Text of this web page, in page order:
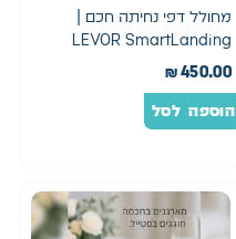
מחולל דפי נחיתה חכם |
LEVOR SmartLanding
₪450.00
הוספה לסל